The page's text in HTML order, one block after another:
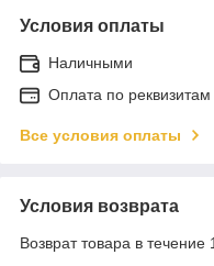
Условия оплаты
Наличными
Оплата по реквизитам
Все условия оплаты
Условия возврата
Возврат товара в